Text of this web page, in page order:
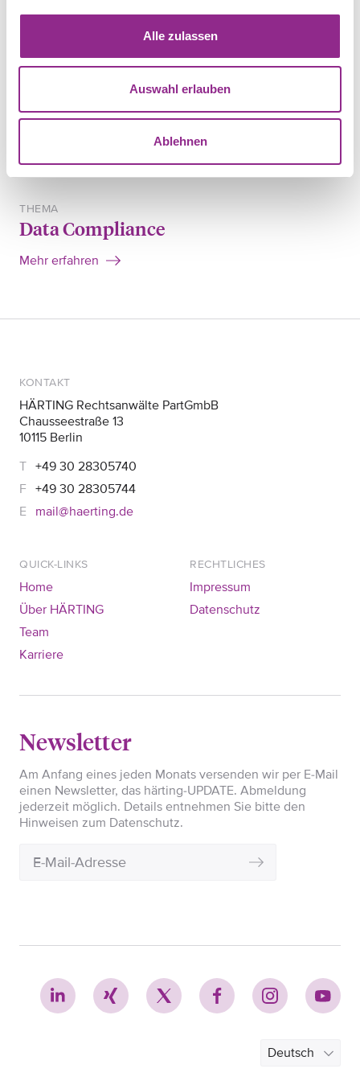
Alle zulassen
Auswahl erlauben
Ablehnen
Datenschutzrecht
THEMA
Data Compliance
Mehr erfahren
KONTAKT
HÄRTING Rechtsanwälte PartGmbB
Chausseestraße 13
10115 Berlin
+49 30 28305740
+49 30 28305744
mail@haerting.de
QUICK-LINKS
Home
Über HÄRTING
Team
Karriere
RECHTLICHES
Impressum
Datenschutz
Newsletter
Am Anfang eines jeden Monats versenden wir per E-Mail
einen Newsletter, das härting-UPDATE. Abmeldung
jederzeit möglich. Details entnehmen Sie bitte den
Hinweisen zum Datenschutz.